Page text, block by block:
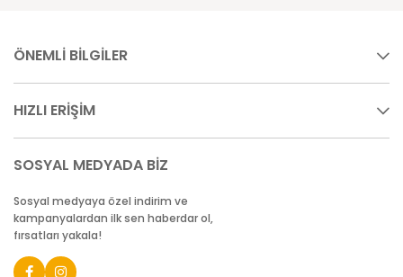
ÖNEMLİ BİLGİLER
HIZLI ERİŞİM
SOSYAL MEDYADA BİZ
Sosyal medyaya özel indirim ve
kampanyalardan ilk sen haberdar ol,
fırsatları yakala!